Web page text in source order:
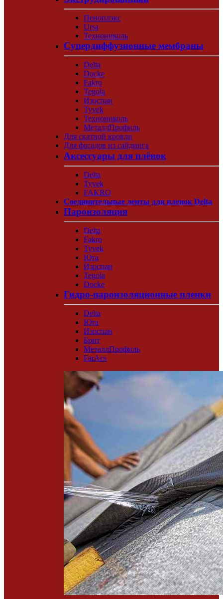
Пеноплэкс
Ursa
Технониколь
Супердиффузионные мембраны
Delta
Docke
Fakro
Tegola
Изоспан
Tyvek
Технониколь
МеталлПрофиль
Для скатной кровли
Для фасадов из сайдинга
Аксессуары для плёнок
Delta
Tyvek
FAKRO
Соединительные ленты для пленок Delta
Пароизоляция
Delta
Fakro
Tyvek
Юта
Изоспан
Tegola
Docke
Гидро-пароизоляционные пленки
Delta
Юта
Изоспан
Брит
МеталлПрофиль
FarAcs